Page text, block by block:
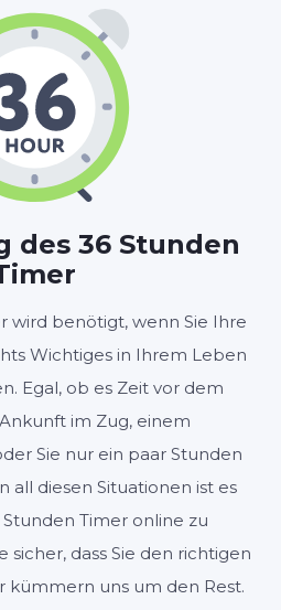
des 36 Stunden
wird benötigt, wenn Sie Ihre
Wichtiges in Ihrem Leben
Egal, ob es Zeit vor dem
im Zug, einem
Sie nur ein paar Stunden
all diesen Situationen ist es
Timer online zu
sicher, dass Sie den richtigen
kümmern uns um den Rest.
MINUTEN
: 00
Zurücksetzen